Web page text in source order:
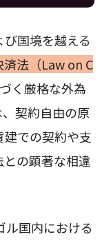
国境を越える
済法（Law on C
く厳格な外為
契約自由の原
での契約や支
の顕著な相違
国内における